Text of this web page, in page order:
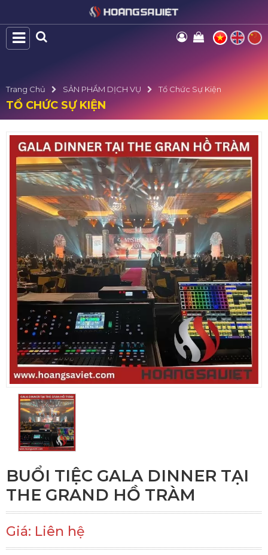
Trang Chủ SẢN PHẨM DỊCH VỤ Tổ Chức Sự Kiện
TỔ CHỨC SỰ KIỆN
BUỔI TIỆC GALA DINNER TẠI
THE GRAND HỒ TRÀM
Giá: Liên hệ